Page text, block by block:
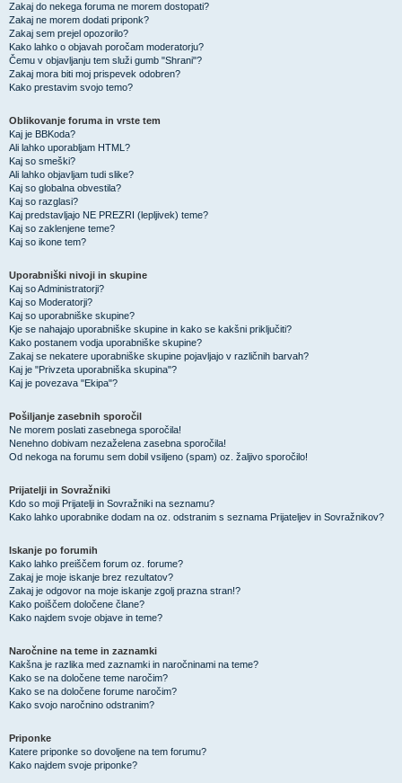
Zakaj do nekega foruma ne morem dostopati?
Zakaj ne morem dodati priponk?
Zakaj sem prejel opozorilo?
Kako lahko o objavah poročam moderatorju?
Čemu v objavljanju tem služi gumb "Shrani"?
Zakaj mora biti moj prispevek odobren?
Kako prestavim svojo temo?
Oblikovanje foruma in vrste tem
Kaj je BBKoda?
Ali lahko uporabljam HTML?
Kaj so smeški?
Ali lahko objavljam tudi slike?
Kaj so globalna obvestila?
Kaj so razglasi?
Kaj predstavljajo NE PREZRI (lepljivek) teme?
Kaj so zaklenjene teme?
Kaj so ikone tem?
Uporabniški nivoji in skupine
Kaj so Administratorji?
Kaj so Moderatorji?
Kaj so uporabniške skupine?
Kje se nahajajo uporabniške skupine in kako se kakšni priključiti?
Kako postanem vodja uporabniške skupine?
Zakaj se nekatere uporabniške skupine pojavljajo v različnih barvah?
Kaj je "Privzeta uporabniška skupina"?
Kaj je povezava "Ekipa"?
Pošiljanje zasebnih sporočil
Ne morem poslati zasebnega sporočila!
Nenehno dobivam nezaželena zasebna sporočila!
Od nekoga na forumu sem dobil vsiljeno (spam) oz. žaljivo sporočilo!
Prijatelji in Sovražniki
Kdo so moji Prijatelji in Sovražniki na seznamu?
Kako lahko uporabnike dodam na oz. odstranim s seznama Prijateljev in Sovražnikov?
Iskanje po forumih
Kako lahko preiščem forum oz. forume?
Zakaj je moje iskanje brez rezultatov?
Zakaj je odgovor na moje iskanje zgolj prazna stran!?
Kako poiščem določene člane?
Kako najdem svoje objave in teme?
Naročnine na teme in zaznamki
Kakšna je razlika med zaznamki in naročninami na teme?
Kako se na določene teme naročim?
Kako se na določene forume naročim?
Kako svojo naročnino odstranim?
Priponke
Katere priponke so dovoljene na tem forumu?
Kako najdem svoje priponke?